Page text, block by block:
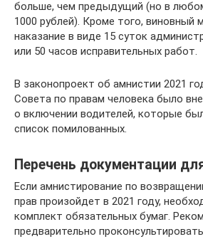
больше, чем предыдущий (но в
1000 рублей). Кроме того, виновный
наказание в виде 15 суток
или 50 часов исправительных работ.
В законопроект об амнистии 2021
Совета по правам человека было
о включении водителей, которые
список помилованных.
Перечень документации
Если амнистирование по
прав произойдет в 2021 году,
комплект обязательных бумаг.
предварительно